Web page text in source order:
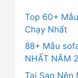
Top 60+
Chạy Nhất
88+ Mẫu
NHẤT NĂM
Tại Sao Nên